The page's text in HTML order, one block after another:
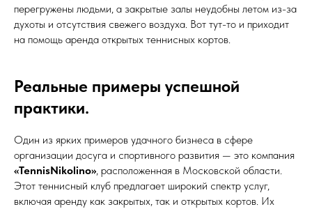
перегружены людьми, а закрытые залы неудобны летом из-за
духоты и отсутствия свежего воздуха. Вот тут-то и приходит
на помощь аренда открытых теннисных кортов.
Реальные примеры успешной
практики.
Один из ярких примеров удачного бизнеса в сфере
организации досуга и спортивного развития — это компания
«TennisNikolino», расположенная в Московской области.
Этот теннисный клуб предлагает широкий спектр услуг,
включая аренду как закрытых, так и открытых кортов. Их